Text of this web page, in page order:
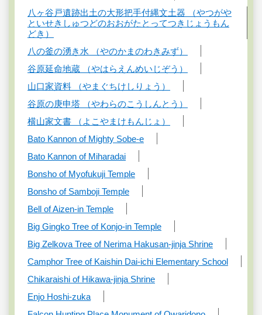
八ヶ谷戸遺跡出土の大形把手付縄文土器 （やつがや
といせきしゅつどのおおがたとってつきじょうもん
どき）
八の釜の湧き水 （やのかまのわきみず）
谷原延命地蔵 （やはらえんめいじぞう）
山口家資料 （やまぐちけしりょう）
谷原の庚申塔 （やわらのこうしんとう）
横山家文書 （よこやまけもんじょ）
Bato Kannon of Mighty Sobe-e
Bato Kannon of Miharadai
Bonsho of Myofukuji Temple
Bonsho of Samboji Temple
Bell of Aizen-in Temple
Big Gingko Tree of Konjo-in Temple
Big Zelkova Tree of Nerima Hakusan-jinja Shrine
Camphor Tree of Kaishin Dai-ichi Elementary School
Chikaraishi of Hikawa-jinja Shrine
Enjo Hoshi-zuka